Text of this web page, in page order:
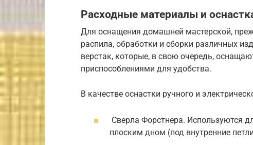
Расходные материалы и
Для оснащения домашней мастерской,
распила, обработки и сборки различных
верстак, которые, в свою очередь,
приспособлениями для удобства.
В качестве оснастки ручного и
Сверла Форстнера. Используются
плоским дном (под внутренние